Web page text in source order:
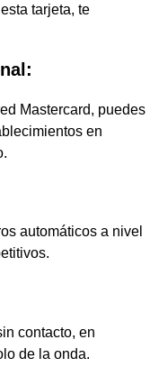
tarjeta, te
Mastercard, puedes
en
automáticos a nivel
contacto, en
de la onda.